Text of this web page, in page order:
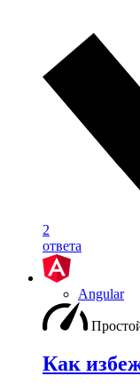
2
ответа
Angular
Как